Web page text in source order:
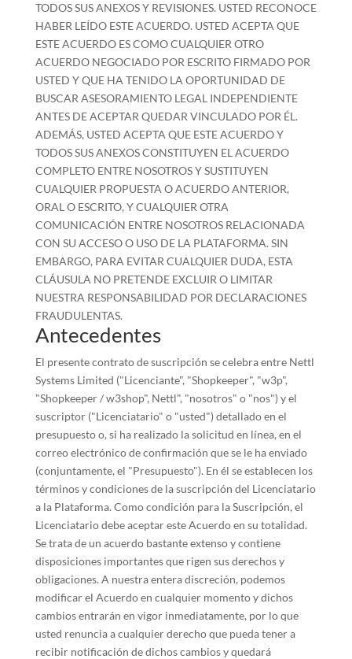
TODOS SUS ANEXOS Y REVISIONES. USTED RECONOCE
HABER LEÍDO ESTE ACUERDO. USTED ACEPTA QUE
ESTE ACUERDO ES COMO CUALQUIER OTRO
ACUERDO NEGOCIADO POR ESCRITO FIRMADO POR
USTED Y QUE HA TENIDO LA OPORTUNIDAD DE
BUSCAR ASESORAMIENTO LEGAL INDEPENDIENTE
ANTES DE ACEPTAR QUEDAR VINCULADO POR ÉL.
ADEMÁS, USTED ACEPTA QUE ESTE ACUERDO Y
TODOS SUS ANEXOS CONSTITUYEN EL ACUERDO
COMPLETO ENTRE NOSOTROS Y SUSTITUYEN
CUALQUIER PROPUESTA O ACUERDO ANTERIOR,
ORAL O ESCRITO, Y CUALQUIER OTRA
COMUNICACIÓN ENTRE NOSOTROS RELACIONADA
CON SU ACCESO O USO DE LA PLATAFORMA. SIN
EMBARGO, PARA EVITAR CUALQUIER DUDA, ESTA
CLÁUSULA NO PRETENDE EXCLUIR O LIMITAR
NUESTRA RESPONSABILIDAD POR DECLARACIONES
FRAUDULENTAS.
Antecedentes
El presente contrato de suscripción se celebra entre Nettl
Systems Limited ("Licenciante", "Shopkeeper", "w3p",
"Shopkeeper / w3shop", Nettl", "nosotros" o "nos") y el
suscriptor ("Licenciatario" o "usted") detallado en el
presupuesto o, si ha realizado la solicitud en línea, en el
correo electrónico de confirmación que se le ha enviado
(conjuntamente, el "Presupuesto"). En él se establecen los
términos y condiciones de la suscripción del Licenciatario
a la Plataforma. Como condición para la Suscripción, el
Licenciatario debe aceptar este Acuerdo en su totalidad.
Se trata de un acuerdo bastante extenso y contiene
disposiciones importantes que rigen sus derechos y
obligaciones. A nuestra entera discreción, podemos
modificar el Acuerdo en cualquier momento y dichos
cambios entrarán en vigor inmediatamente, por lo que
usted renuncia a cualquier derecho que pueda tener a
recibir notificación de dichos cambios y quedará